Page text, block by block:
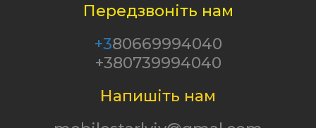
Передзвоніть нам
+380669994040
+380739994040
Напишіть нам